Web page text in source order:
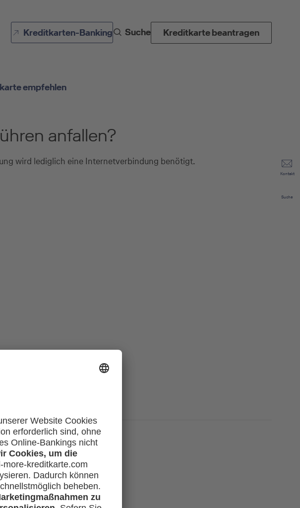
Kreditkarten-Banking Suche Kreditkarte beantragen
Kontakt
Suche
empfehlen
anfallen?
wird lediglich eine Internetverbindung benötigt.